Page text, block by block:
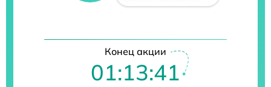
Конец акции
01:13:40